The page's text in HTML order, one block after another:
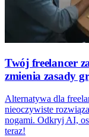
Twój freelancer
zmienia zasady
Alternatywa dla
nieoczywiste
nogami. Odkryj AI,
teraz!